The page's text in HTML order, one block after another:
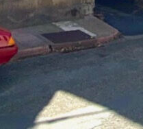
de la
sanitaires, peintures.
ce bien est